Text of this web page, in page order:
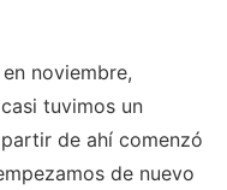
noviembre,
tuvimos un
de ahí comenzó
de nuevo